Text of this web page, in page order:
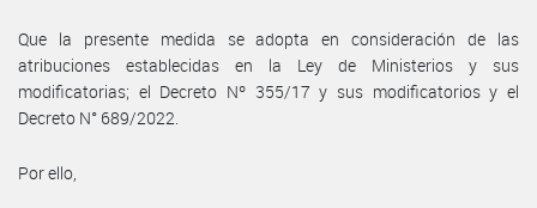
Que la presente medida se adopta en consideración de las
atribuciones establecidas en la Ley de Ministerios y sus
modificatorias; el Decreto Nº 355/17 y sus modificatorios y el
Decreto N° 689/2022.
Por ello,